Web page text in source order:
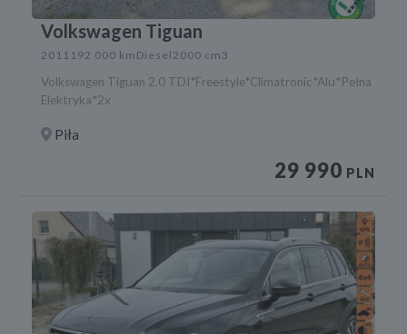
Volkswagen Tiguan
2011 192 000 km Diesel2000 cm3
Volkswagen Tiguan 2.0 TDI*Freestyle*Climatronic*Alu*Pełna
Elektryka*2x
Piła
29 990 PLN